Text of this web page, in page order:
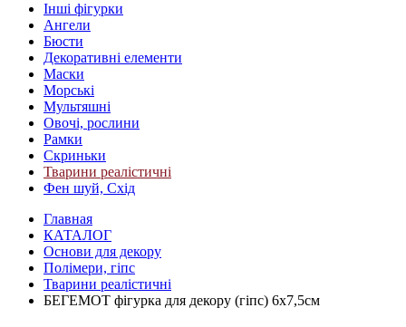
Інші фігурки
Ангели
Бюсти
Декоративні елементи
Маски
Морські
Мультяшні
Овочі, рослини
Рамки
Скриньки
Тварини реалістичні
Фен шуй, Схід
Главная
КАТАЛОГ
Основи для декору
Полімери, гіпс
Тварини реалістичні
БЕГЕМОТ фігурка для декору (гіпс) 6х7,5см